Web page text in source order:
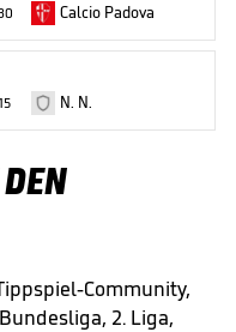
Calcio Padova
N. N.
Community,
2. Liga,